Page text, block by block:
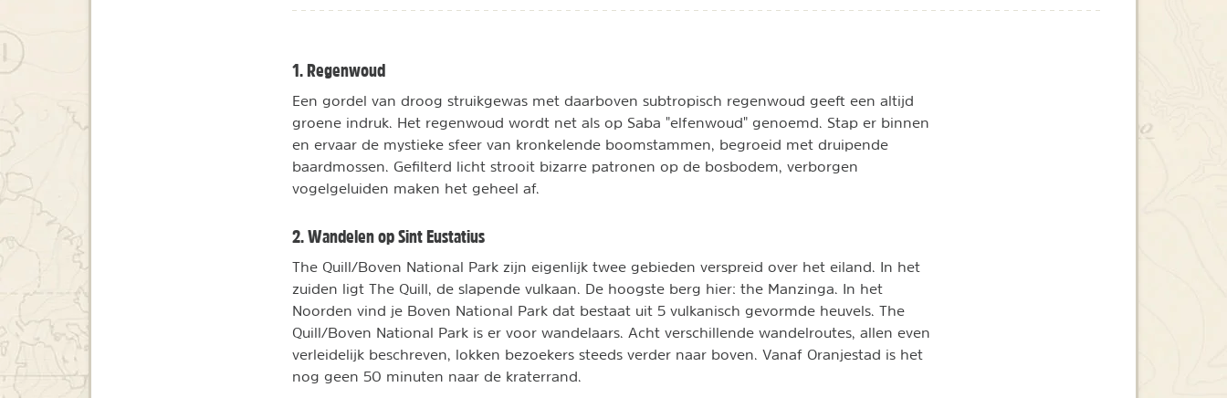
1. Regenwoud
Een gordel van droog struikgewas met daarboven subtropisch regenwoud geeft een altijd
groene indruk. Het regenwoud wordt net als op Saba "elfenwoud" genoemd. Stap er binnen
en ervaar de mystieke sfeer van kronkelende boomstammen, begroeid met druipende
baardmossen. Gefilterd licht strooit bizarre patronen op de bosbodem, verborgen
vogelgeluiden maken het geheel af.
2. Wandelen op Sint Eustatius
The Quill/Boven National Park zijn eigenlijk twee gebieden verspreid over het eiland. In het
zuiden ligt The Quill, de slapende vulkaan. De hoogste berg hier: the Manzinga. In het
Noorden vind je Boven National Park dat bestaat uit 5 vulkanisch gevormde heuvels. The
Quill/Boven National Park is er voor wandelaars. Acht verschillende wandelroutes, allen even
verleidelijk beschreven, lokken bezoekers steeds verder naar boven. Vanaf Oranjestad is het
nog geen 50 minuten naar de kraterrand.